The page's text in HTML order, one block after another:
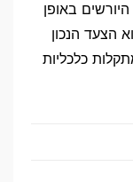
באופן
הצעד הנכון
כלכליות